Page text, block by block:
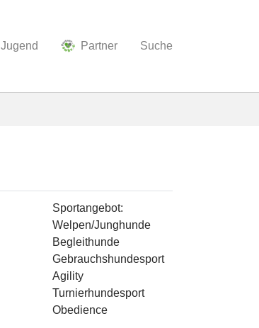
Jugend Partner Suche
Sportangebot:
Welpen/Junghunde
Begleithunde
Gebrauchshundesport
Agility
Turnierhundesport
Obedience